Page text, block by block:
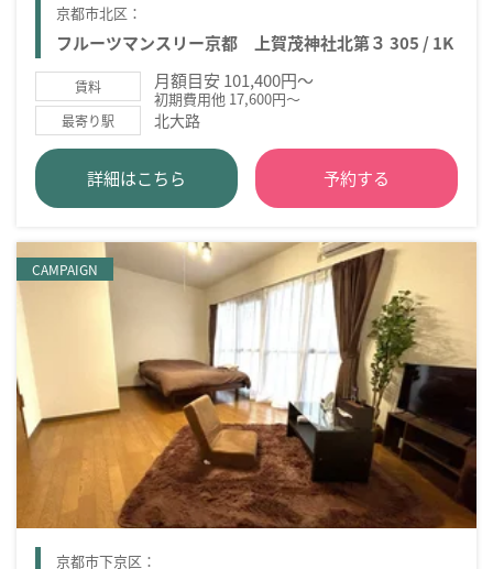
京都市北区：
フルーツマンスリー京都 上賀茂神社北第３ 305 / 1K
賃料 月額目安 101,400円～
初期費用他 17,600円～
最寄り駅 北大路
詳細はこちら 予約する
CAMPAIGN
京都市下京区：